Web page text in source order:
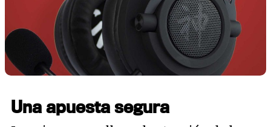
Una apuesta segura